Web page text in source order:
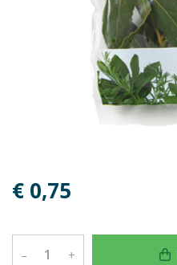
€ 0,75
– +